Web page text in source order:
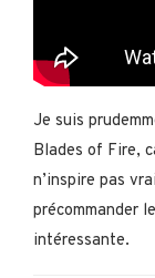
Je suis
Blades of Fire,
n’inspire pas
précommander
intéressante.